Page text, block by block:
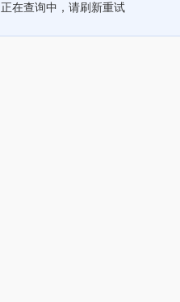
正在查询中，请刷新重试